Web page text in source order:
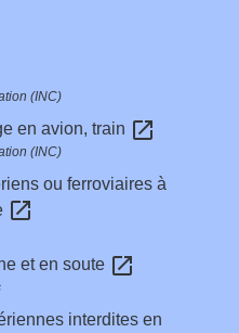
(INC)
en avion, train open_in_new
(INC)
ou ferroviaires à
open_in_new
et en soute open_in_new
interdites en